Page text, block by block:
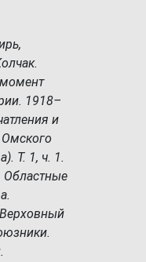
1918–
и
Т. 1, ч. 1.